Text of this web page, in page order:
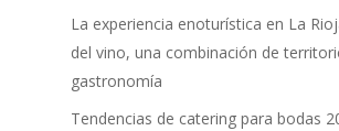
La experiencia enoturística en La
del vino, una combinación de
gastronomía
Tendencias de catering para bodas